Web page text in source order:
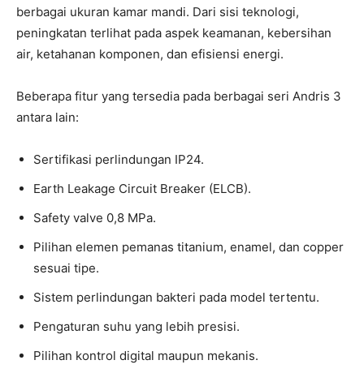
berbagai ukuran kamar mandi. Dari sisi teknologi,
peningkatan terlihat pada aspek keamanan, kebersihan
air, ketahanan komponen, dan efisiensi energi.
Beberapa fitur yang tersedia pada berbagai seri Andris 3
antara lain:
Sertifikasi perlindungan IP24.
Earth Leakage Circuit Breaker (ELCB).
Safety valve 0,8 MPa.
Pilihan elemen pemanas titanium, enamel, dan copper
sesuai tipe.
Sistem perlindungan bakteri pada model tertentu.
Pengaturan suhu yang lebih presisi.
Pilihan kontrol digital maupun mekanis.